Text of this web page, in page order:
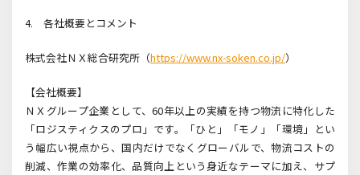
4. 各社概要とコメント
株式会社ＮＸ総合研究所（https://www.nx-soken.co.jp/）
【会社概要】
ＮＸグループ企業として、60年以上の実績を持つ物流に特化した
「ロジスティクスのプロ」です。「ひと」「モノ」「環境」とい
う幅広い視点から、国内だけでなくグローバルで、物流コストの
削減、作業の効率化、品質向上という身近なテーマに加え、サプ